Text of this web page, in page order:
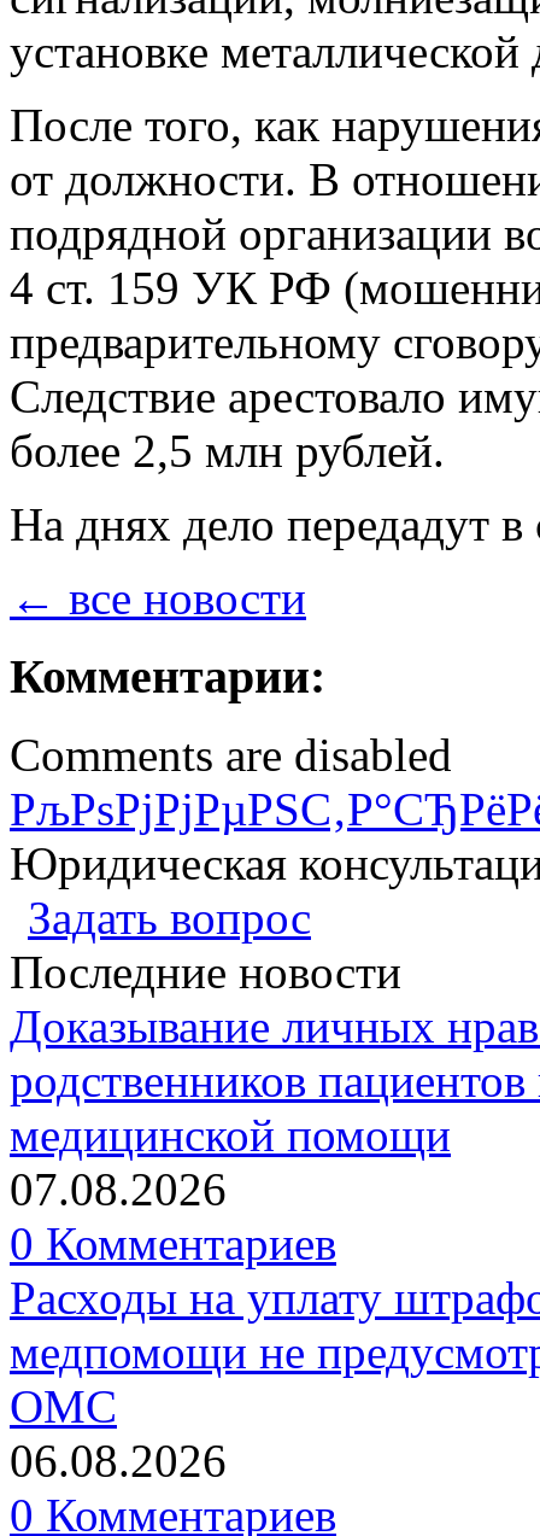
установке металлической
После того, как
от должности. В
подрядной организации
4 ст. 159 УК РФ
предварительному
Следствие арестовало
более 2,5 млн рублей.
На днях дело передадут в
← все новости
Комментарии:
Comments are disabled
Юридическая
Задать вопрос
Последние новости
Доказывание личных
родственников
медицинской помощи
07.08.2026
0 Комментариев
Расходы на уплату
медпомощи не
ОМС
06.08.2026
0 Комментариев